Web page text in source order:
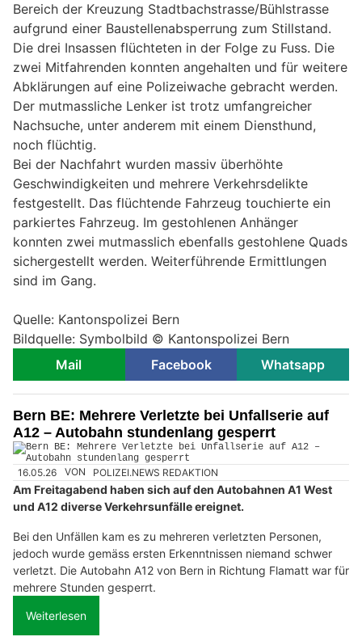
Bereich der Kreuzung Stadtbachstrasse/Bühlstrasse
aufgrund einer Baustellenabsperrung zum Stillstand.
Die drei Insassen flüchteten in der Folge zu Fuss. Die
zwei Mitfahrenden konnten angehalten und für weitere
Abklärungen auf eine Polizeiwache gebracht werden.
Der mutmassliche Lenker ist trotz umfangreicher
Nachsuche, unter anderem mit einem Diensthund,
noch flüchtig.
Bei der Nachfahrt wurden massiv überhöhte
Geschwindigkeiten und mehrere Verkehrsdelikte
festgestellt. Das flüchtende Fahrzeug touchierte ein
parkiertes Fahrzeug. Im gestohlenen Anhänger
konnten zwei mutmasslich ebenfalls gestohlene Quads
sichergestellt werden. Weiterführende Ermittlungen
sind im Gang.
Quelle: Kantonspolizei Bern
Bildquelle: Symbolbild © Kantonspolizei Bern
Mail
Facebook Whatsapp
Bern BE: Mehrere Verletzte bei Unfallserie auf
A12 – Autobahn stundenlang gesperrt
16.05.26 VON POLIZEI.NEWS REDAKTION
Am Freitagabend haben sich auf den Autobahnen A1 West
und A12 diverse Verkehrsunfälle ereignet.
Bei den Unfällen kam es zu mehreren verletzten Personen,
jedoch wurde gemäss ersten Erkenntnissen niemand schwer
verletzt. Die Autobahn A12 von Bern in Richtung Flamatt war für
mehrere Stunden gesperrt.
Weiterlesen